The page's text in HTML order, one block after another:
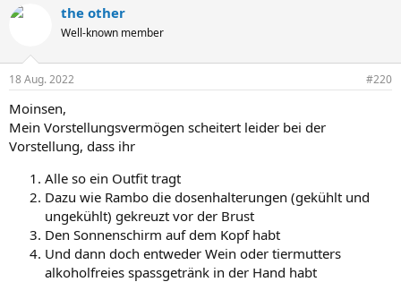
the other
Well-known member
18 Aug. 2022 #220
Moinsen,
Mein Vorstellungsvermögen scheitert leider bei der
Vorstellung, dass ihr
Alle so ein Outfit tragt
Dazu wie Rambo die dosenhalterungen (gekühlt und
ungekühlt) gekreuzt vor der Brust
Den Sonnenschirm auf dem Kopf habt
Und dann doch entweder Wein oder tiermutters
alkoholfreies spassgetränk in der Hand habt